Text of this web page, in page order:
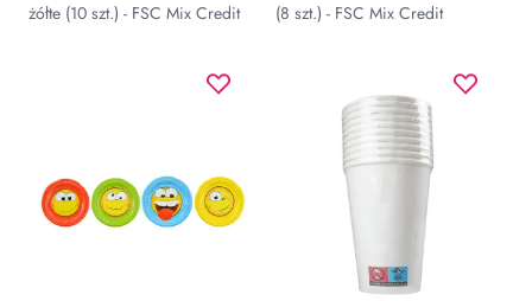
żółte (10 szt.) - FSC Mix Credit
(8 szt.) - FSC Mix Credit